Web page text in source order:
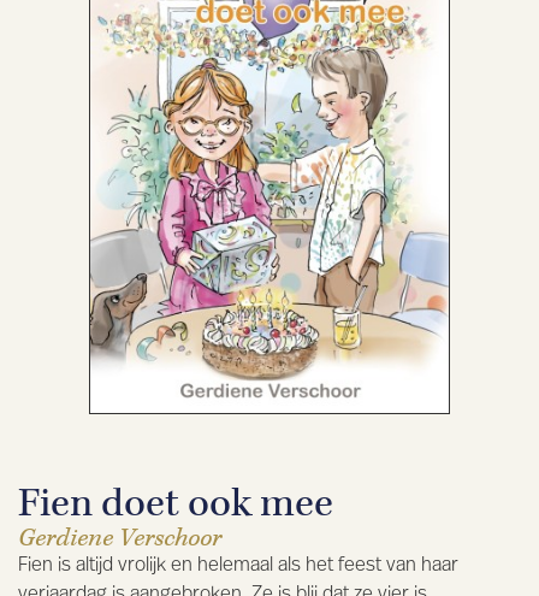
Fien doet ook mee
Gerdiene Verschoor
Fien is altijd vrolijk en helemaal als het feest van haar